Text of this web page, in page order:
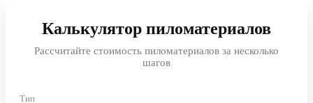
Калькулятор пиломатериалов
Рассчитайте стоимость пиломатериалов за несколько
шагов
Тип